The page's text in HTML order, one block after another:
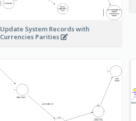
Update System Records with
Currencies Parities